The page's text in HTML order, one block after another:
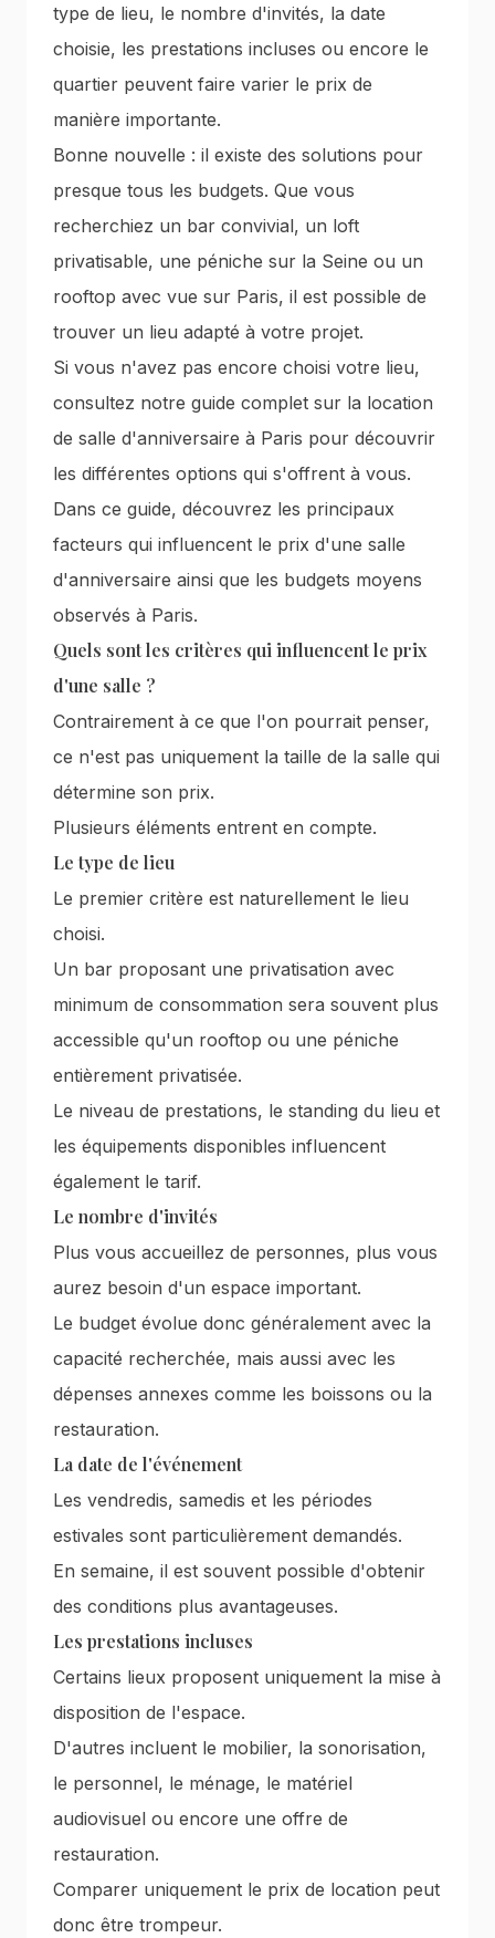
type de lieu, le nombre d'invités, la date
choisie, les prestations incluses ou encore le
quartier peuvent faire varier le prix de
manière importante.
Bonne nouvelle : il existe des solutions pour
presque tous les budgets. Que vous
recherchiez un bar convivial, un loft
privatisable, une péniche sur la Seine ou un
rooftop avec vue sur Paris, il est possible de
trouver un lieu adapté à votre projet.
Si vous n'avez pas encore choisi votre lieu,
consultez notre guide complet sur la location
de salle d'anniversaire à Paris pour découvrir
les différentes options qui s'offrent à vous.
Dans ce guide, découvrez les principaux
facteurs qui influencent le prix d'une salle
d'anniversaire ainsi que les budgets moyens
observés à Paris.
Quels sont les critères qui influencent le prix
d'une salle ?
Contrairement à ce que l'on pourrait penser,
ce n'est pas uniquement la taille de la salle qui
détermine son prix.
Plusieurs éléments entrent en compte.
Le type de lieu
Le premier critère est naturellement le lieu
choisi.
Un bar proposant une privatisation avec
minimum de consommation sera souvent plus
accessible qu'un rooftop ou une péniche
entièrement privatisée.
Le niveau de prestations, le standing du lieu et
les équipements disponibles influencent
également le tarif.
Le nombre d'invités
Plus vous accueillez de personnes, plus vous
aurez besoin d'un espace important.
Le budget évolue donc généralement avec la
capacité recherchée, mais aussi avec les
dépenses annexes comme les boissons ou la
restauration.
La date de l'événement
Les vendredis, samedis et les périodes
estivales sont particulièrement demandés.
En semaine, il est souvent possible d'obtenir
des conditions plus avantageuses.
Les prestations incluses
Certains lieux proposent uniquement la mise à
disposition de l'espace.
D'autres incluent le mobilier, la sonorisation,
le personnel, le ménage, le matériel
audiovisuel ou encore une offre de
restauration.
Comparer uniquement le prix de location peut
donc être trompeur.